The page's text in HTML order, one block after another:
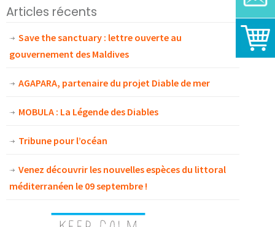
Articles récents
Save the sanctuary : lettre ouverte au
gouvernement des Maldives
AGAPARA, partenaire du projet Diable de mer
MOBULA : La Légende des Diables
Tribune pour l’océan
Venez découvrir les nouvelles espèces du littoral
méditerranéen le 09 septembre !